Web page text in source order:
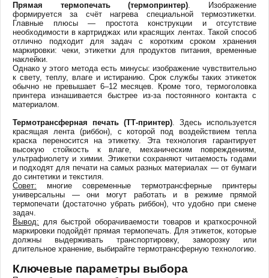
Прямая термопечать (термопринтер). Изображение
формируется за счёт нагрева специальной термоэтикетки.
Главные плюсы — простота конструкции и отсутствие
необходимости в картриджах или красящих лентах. Такой способ
отлично подходит для задач с коротким сроком хранения
маркировки: чеки, этикетки для продуктов питания, временные
наклейки.
Однако у этого метода есть минусы: изображение чувствительно
к свету, теплу, влаге и истиранию. Срок службы таких этикеток
обычно не превышает 6–12 месяцев. Кроме того, термоголовка
принтера изнашивается быстрее из-за постоянного контакта с
материалом.
Термотрансферная печать (ТТ-принтер). Здесь используется
красящая лента (риббон), с которой под воздействием тепла
краска переносится на этикетку. Эта технология гарантирует
высокую стойкость к влаге, механическим повреждениям,
ультрафиолету и химии. Этикетки сохраняют читаемость годами
и подходят для печати на самых разных материалах — от бумаги
до синтетики и текстиля.
Совет: многие современные термотрансферные принтеры
универсальны — они могут работать и в режиме прямой
термопечати (достаточно убрать риббон), что удобно при смене
задач.
Вывод: для быстрой оборачиваемости товаров и краткосрочной
маркировки подойдёт прямая термопечать. Для этикеток, которые
должны выдерживать транспортировку, заморозку или
длительное хранение, выбирайте термотрансферную технологию.
Ключевые параметры выбора